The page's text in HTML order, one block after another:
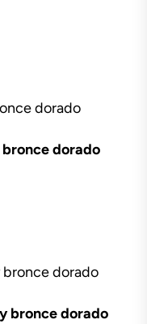
dorado
bronce dorado